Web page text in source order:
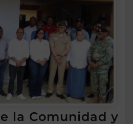
la Comunidad y